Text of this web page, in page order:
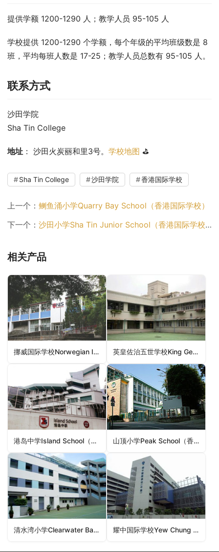
提供学额 1200-1290 人；教学人员 95-105 人
学校提供 1200-1290 个学额，每个年级的平均班级数是 8
班，平均每班人数是 17-25；教学人员总数有 95-105 人。
联系方式
沙田学院
Sha Tin College
地址 ： 沙田火炭丽和里3号。 学校地图 ⛳
Sha Tin College 沙田学院 香港国际学校
上一个： 鲗鱼涌小学Quarry Bay School（香港国际学校）
下一个： 沙田小学Sha Tin Junior School（香港国际学校）
相关产品
挪威国际学校Norwegian International School（香港国际学校） 英皇佐治五世学校King George V School（香港国际学校）
港岛中学Island School（香港国际学校） 山顶小学Peak School（香港国际学校）
清水湾小学Clearwater Bay School（香港国际学校） 耀中国际学校Yew Chung International School（香港国际学校）